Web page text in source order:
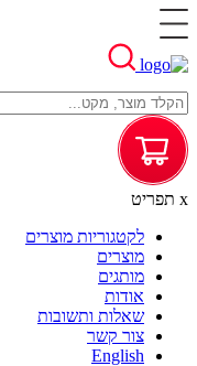
x תפריט
לקטגוריות מוצרים
מוצרים
מותגים
אודות
שאלות ותשובות
צור קשר
English